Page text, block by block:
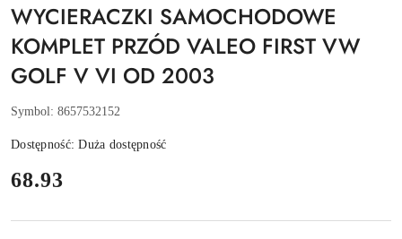
WYCIERACZKI SAMOCHODOWE
KOMPLET PRZÓD VALEO FIRST VW
GOLF V VI OD 2003
Symbol: 8657532152
Dostępność:Duża dostępność
cena:
68.93